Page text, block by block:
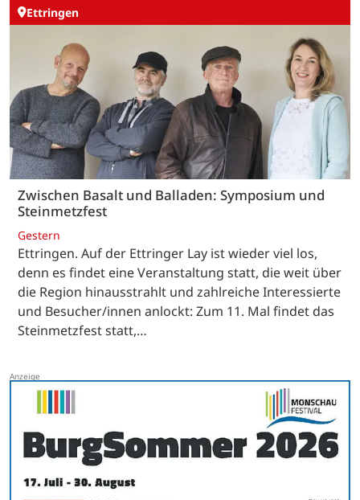
Ettringen
Zwischen Basalt und Balladen: Symposium und
Steinmetzfest
Gestern
Ettringen. Auf der Ettringer Lay ist wieder viel los,
denn es findet eine Veranstaltung statt, die weit über
die Region hinausstrahlt und zahlreiche Interessierte
und Besucher/innen anlockt: Zum 11. Mal findet das
Steinmetzfest statt,…